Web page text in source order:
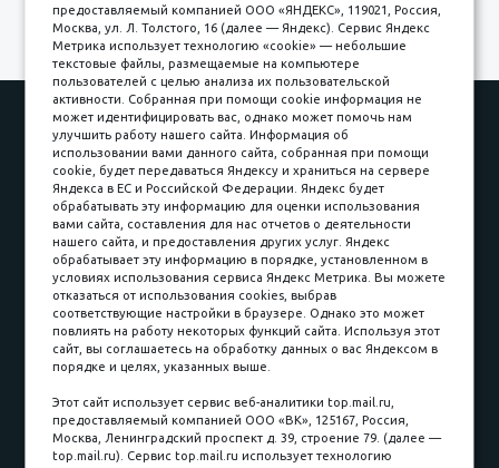
Наши работы
Оплата
Доставка и сборка
Гарантии
Карьера в компании
Контакты
Принимаем к оплате
Наличные
пл. Соляная, 6, стр. 16
8 (3822) 60-70-30
8 (3822) 50-39-09
предоставляемый компанией ООО «ЯНДЕКС», 119021, Россия,
Москва, ул. Л. Толстого, 16 (далее — Яндекс). Сервис Яндекс
Метрика использует технологию «cookie» — небольшие
текстовые файлы, размещаемые на компьютере
пользователей с целью анализа их пользовательской
активности. Собранная при помощи cookie информация не
может идентифицировать вас, однако может помочь нам
улучшить работу нашего сайта. Информация об
использовании вами данного сайта, собранная при помощи
cookie, будет передаваться Яндексу и храниться на сервере
Яндекса в ЕС и Российской Федерации. Яндекс будет
обрабатывать эту информацию для оценки использования
вами сайта, составления для нас отчетов о деятельности
нашего сайта, и предоставления других услуг. Яндекс
обрабатывает эту информацию в порядке, установленном в
условиях использования сервиса Яндекс Метрика. Вы можете
отказаться от использования cookies, выбрав
соответствующие настройки в браузере. Однако это может
повлиять на работу некоторых функций сайта. Используя этот
сайт, вы соглашаетесь на обработку данных о вас Яндексом в
порядке и целях, указанных выше.
Этот сайт использует сервис веб-аналитики top.mail.ru,
предоставляемый компанией ООО «ВК», 125167, Россия,
Москва, Ленинградский проспект д. 39, строение 79. (далее —
top.mail.ru). Сервис top.mail.ru использует технологию